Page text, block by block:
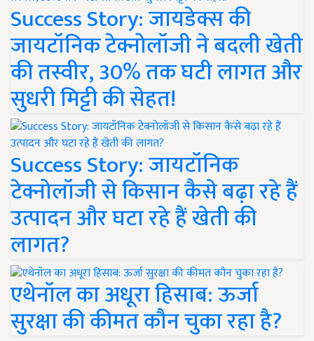
Success Story: जायडेक्स की
जायटॉनिक टेक्नोलॉजी ने बदली खेती
की तस्वीर, 30% तक घटी लागत और
सुधरी मिट्टी की सेहत!
Success Story: जायटॉनिक
टेक्नोलॉजी से किसान कैसे बढ़ा रहे हैं
उत्पादन और घटा रहे हैं खेती की
लागत?
एथेनॉल का अधूरा हिसाब: ऊर्जा
सुरक्षा की कीमत कौन चुका रहा है?